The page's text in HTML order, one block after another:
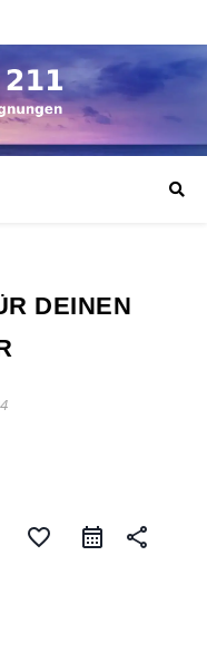
DEINEN
favorite_border share